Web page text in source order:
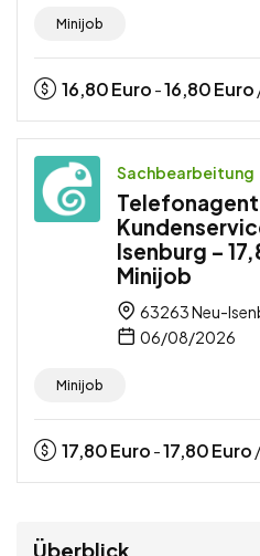
Minijob
16,80Euro -16,80Euro
Sachbearbeitung
Isenburg –
Minijob
63263 Neu-
06/08/2026
Minijob
17,80Euro -17,80Euro
Überblick